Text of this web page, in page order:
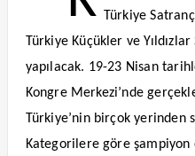
Türkiye
Türkiye Küçükler ve
yapılacak. 19-23 Nisan
Kongre Merkezi’nde
Türkiye’nin birçok yerinden
Kategorilere göre şampiyon